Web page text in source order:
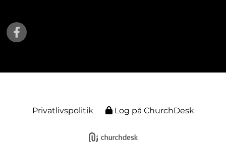
Privatlivspolitik Log på ChurchDesk